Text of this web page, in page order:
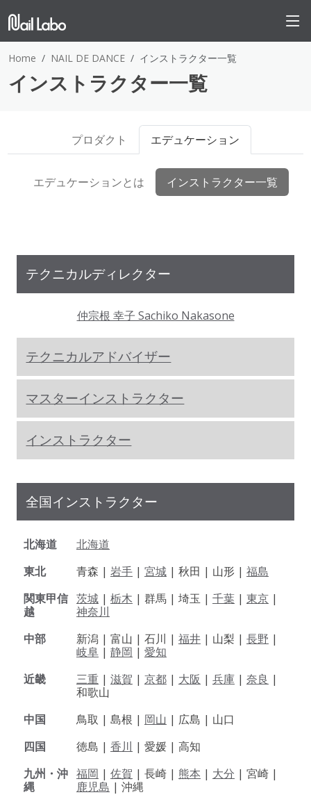
Home NAIL DE DANCE インストラクター一覧
インストラクター一覧
プロダクト エデュケーション
エデュケーションとは インストラクター一覧
テクニカルディレクター
仲宗根 幸子 Sachiko Nakasone
テクニカルアドバイザー
マスターインストラクター
インストラクター
全国インストラクター
北海道
北海道
東北
青森 | 岩手 | 宮城 | 秋田 | 山形 | 福島
関東甲信
越
茨城 | 栃木 | 群馬 | 埼玉 | 千葉 | 東京 |
神奈川
中部
新潟 | 富山 | 石川 | 福井 | 山梨 | 長野 |
岐阜 | 静岡 | 愛知
近畿
三重 | 滋賀 | 京都 | 大阪 | 兵庫 | 奈良 |
和歌山
中国
鳥取 | 島根 | 岡山 | 広島 | 山口
四国
徳島 | 香川 | 愛媛 | 高知
九州・沖
縄
福岡 | 佐賀 | 長崎 | 熊本 | 大分 | 宮崎 |
鹿児島 | 沖縄